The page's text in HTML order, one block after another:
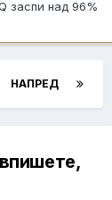
заспи над 96%
НАПРЕД